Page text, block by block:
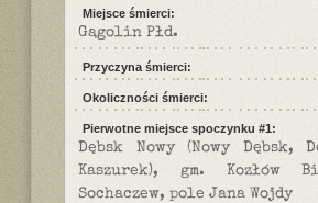
Miejsce śmierci:
Gągolin Płd.
Przyczyna śmierci:
Okoliczności śmierci:
Pierwotne miejsce spoczynku #1:
Dębsk Nowy (Nowy Dębsk,
Kaszurek), gm. Kozłów
Sochaczew, pole Jana Wojdy